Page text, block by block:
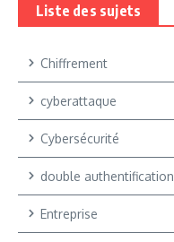
Liste des sujets
Chiffrement
cyberattaque
Cybersécurité
double authentification
Entreprise